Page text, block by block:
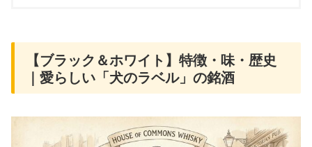
【ブラック＆ホワイト】特徴・味・歴史
｜愛らしい「犬のラベル」の銘酒